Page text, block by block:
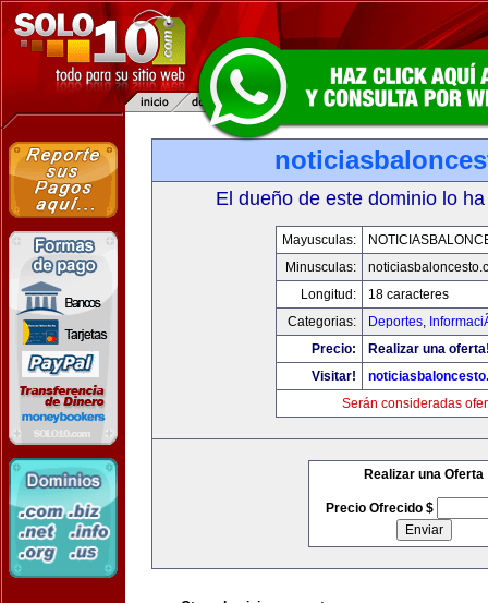
El dueño de este dominio lo
Mayusculas:
Minusculas:
Longitud:
18 caracteres
Categorias:
Deportes,
Precio:
Realizar una
Visitar!
Serán consideradas
Realizar una Oferta
Precio Ofrecido $